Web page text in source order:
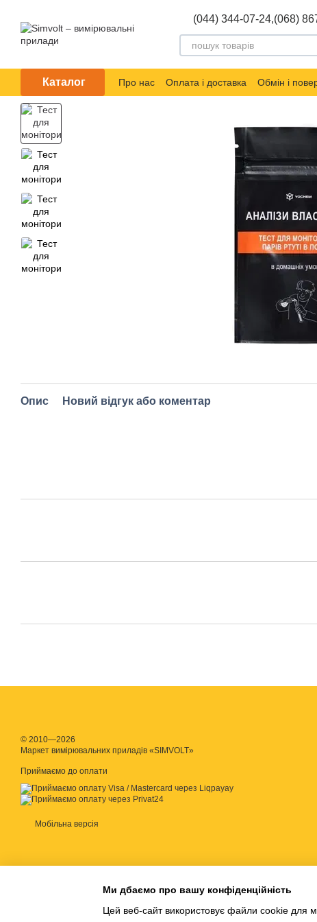
(044) 344-07-24,(068)
Каталог Про нас Оплата і доставка Обмін і
Опис Новий відгук або коментар
© 2010—2026
Маркет вимірювальних приладів «SIMVOLT»
Приймаємо до оплати
Мобільна версія
Ми дбаємо про вашу конфіденційність
Цей веб-сайт використовує файли cookie для